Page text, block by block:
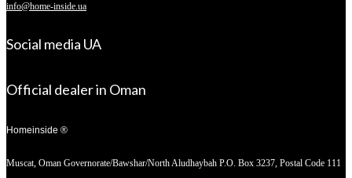
info@home-inside.ua
Social media UA
Official dealer in Oman
Homeinside ®
Muscat, Oman Governorate/Bawshar/North Aludhaybah P.O. Box 3237, Postal Code 111